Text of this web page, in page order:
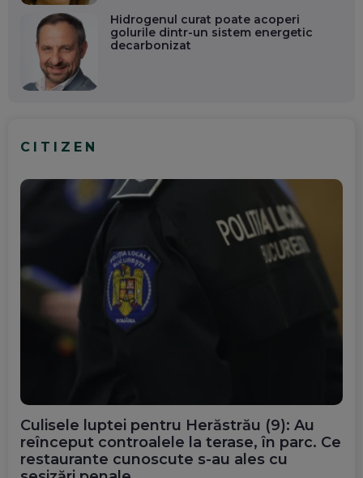
Hidrogenul curat poate acoperi
golurile dintr-un sistem energetic
decarbonizat
CITIZEN
Culisele luptei pentru Herăstrău (9): Au
reînceput controalele la terase, în parc. Ce
restaurante cunoscute s-au ales cu